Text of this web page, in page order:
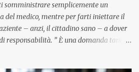
somministrare semplicemente un
del medico, mentre per farti iniettare il
– anzi, il cittadino sano – a dover
” È una domanda tanto